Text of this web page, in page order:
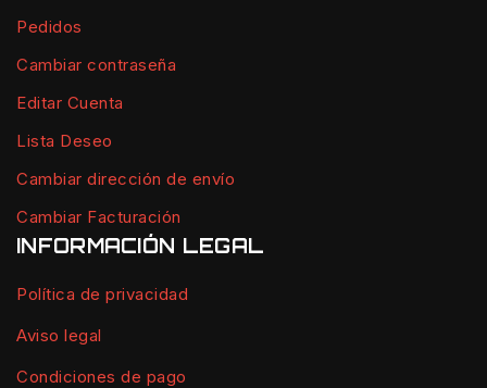
Pedidos
Cambiar contraseña
Editar Cuenta
Lista Deseo
Cambiar dirección de envío
Cambiar Facturación
INFORMACIÓN LEGAL
Política de privacidad
Aviso legal
Condiciones de pago